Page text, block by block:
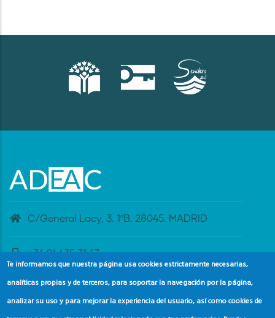
C/General Lacy, 3. 1ºB. 28045. MADRID
+34 91 435 31 47
banderaazul@adeac.es
Te informamos que nuestra página usa cookies estrictamente necesarias,
analíticas propias y de terceros, para soportar la navegación por la página,
analizar su uso y para mejorar la experiencia del usuario, así como cookies de